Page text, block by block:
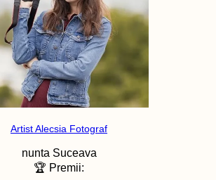
Artist Alecsia Fotograf
nunta Suceava
🏆 Premii: